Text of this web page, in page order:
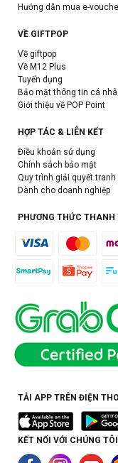
Hướng dẫn mua e-
VỀ GIFTPOP
Về giftpop
Về M12 Plus
Tuyển dụng
Bảo mật thông tin cá
Giới thiệu về POP Point
HỢP TÁC & LIÊN KẾT
Điều khoản sử dụng
Chính sách bảo mật
Quy trình giải quyết tranh
Dành cho doanh nghiệp
PHƯƠNG THỨC THANH
TẢI APP TRÊN ĐIỆN
KẾT NỐI VỚI CHÚNG TÔI